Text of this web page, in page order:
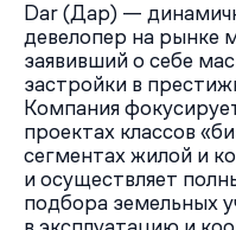
Dar (Дар) —
девелопер на рынке
заявивший о себе
застройки в
Компания
проектах классов
сегментах жилой и
и осуществляет
подбора земельных